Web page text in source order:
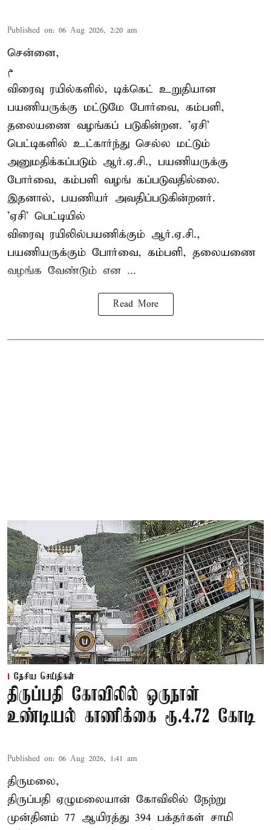
Published on: 06 Aug 2026, 2:20 am
சென்னை,
م
விரைவு ரயில்களில், டிக்கெட் உறுதியான
பயணியருக்கு மட்டுமே போர்வை, கம்பளி,
தலையணை வழங்கப் படுகின்றன. 'ஏசி'
பெட்டிகளில் உட்கார்ந்து செல்ல மட்டும்
அனுமதிக்கப்படும் ஆர்.ஏ.சி., பயணியருக்கு
போர்வை, கம்பளி வழங் கப்படுவதில்லை.
இதனால், பயணியர் அவதிப்படுகின்றனர்.
'ஏசி' பெட்டியில்
விரைவு ரயிலில்பயணிக்கும் ஆர்.ஏ.சி.,
பயணியருக்கும் போர்வை, கம்பளி, தலையணை
வழங்க வேண்டும் என ...
Read More
தேசிய செய்திகள்
திருப்பதி கோவிலில் ஒருநாள்
உண்டியல் காணிக்கை ரூ.4.72 கோடி
Published on: 06 Aug 2026, 1:41 am
திருமலை,
திருப்பதி ஏழுமலையான் கோவிலில் நேற்று
முன்தினம் 77 ஆயிரத்து 394 பக்தர்கள் சாமி